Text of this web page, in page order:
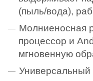
(пыль/вода),
Молниеносная
процессор и
мгновенную
Универсальный